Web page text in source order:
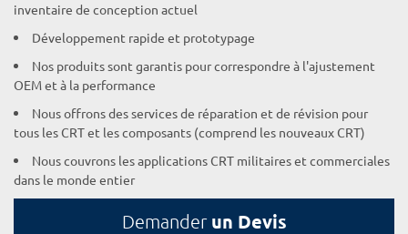
inventaire de conception actuel
Développement rapide et prototypage
Nos produits sont garantis pour correspondre à l'ajustement
OEM et à la performance
Nous offrons des services de réparation et de révision pour
tous les CRT et les composants (comprend les nouveaux CRT)
Nous couvrons les applications CRT militaires et commerciales
dans le monde entier
Demander un Devis